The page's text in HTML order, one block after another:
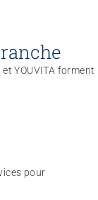
YOUVITA forment
pour